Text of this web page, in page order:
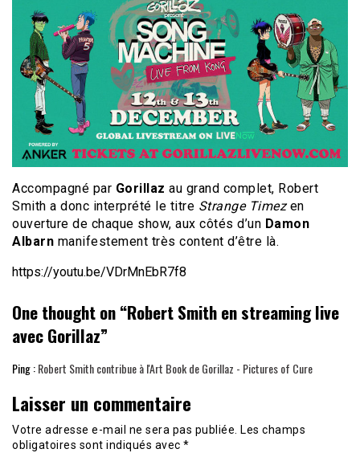
Accompagné par Gorillaz au grand complet, Robert
Smith a donc interprété le titre Strange Timezen
ouverture de chaque show, aux côtés d’un Damon
Albarn manifestement très content d’être là.
https://youtu.be/VDrMnEbR7f8
One thought on “Robert Smith en streaming live
avec Gorillaz”
Ping :Robert Smith contribue à l'Art Book de Gorillaz - Pictures of Cure
Laisser un commentaire
Votre adresse e-mail ne sera pas publiée. Les champs
obligatoires sont indiqués avec *